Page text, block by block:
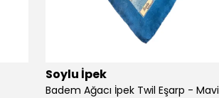
Soylu İpek
Badem Ağacı İpek Twil Eşarp - Mavi